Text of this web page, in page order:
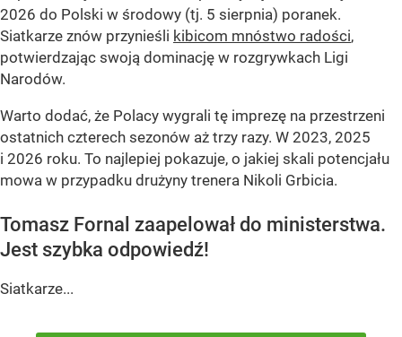
2026 do Polski w środowy (tj. 5 sierpnia) poranek.
Siatkarze znów przynieśli kibicom mnóstwo radości,
potwierdzając swoją dominację w rozgrywkach Ligi
Narodów.
Warto dodać, że Polacy wygrali tę imprezę na przestrzeni
ostatnich czterech sezonów aż trzy razy. W 2023, 2025
i 2026 roku. To najlepiej pokazuje, o jakiej skali potencjału
mowa w przypadku drużyny trenera Nikoli Grbicia.
Tomasz Fornal zaapelował do ministerstwa.
Jest szybka odpowiedź!
Siatkarze...